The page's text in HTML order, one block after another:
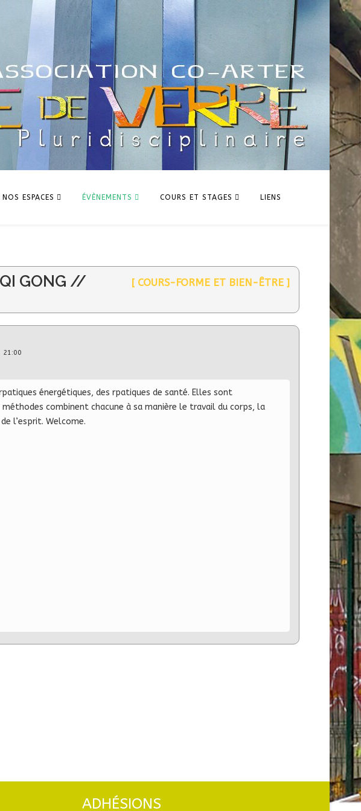
NOS ESPACES ÉVÈNEMENTS COURS ET STAGES LIENS
GONG //
[ COURS-FORME ET BIEN-ÊTRE ]
21:00
énergétiques, des rpatiques de santé. Elles sont
combinent chacune à sa manière le travail du corps, la
l’esprit. Welcome.
ADHÉSIONS